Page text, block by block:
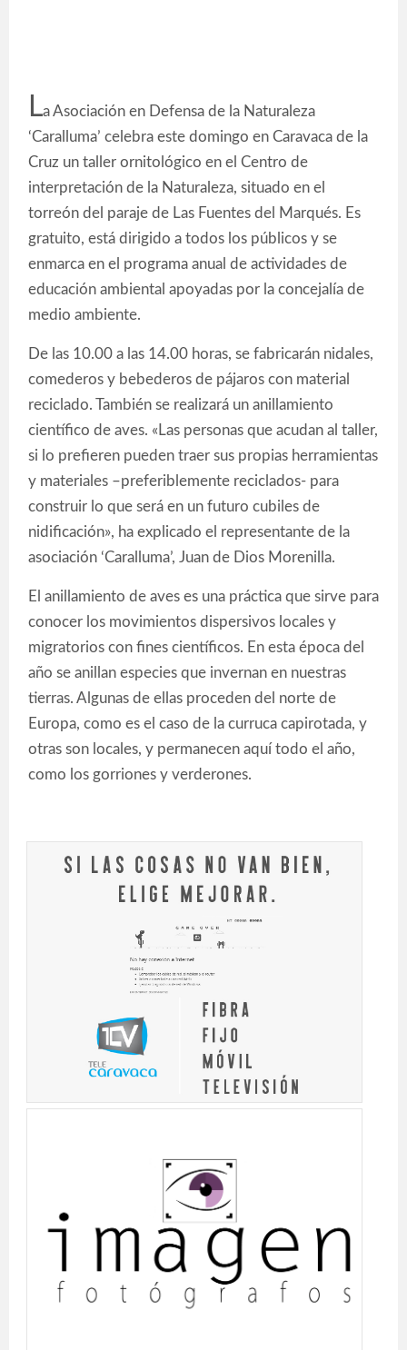
La Asociación en Defensa de la Naturaleza
‘Caralluma’ celebra este domingo en Caravaca de la
Cruz un taller ornitológico en el Centro de
interpretación de la Naturaleza, situado en el
torreón del paraje de Las Fuentes del Marqués. Es
gratuito, está dirigido a todos los públicos y se
enmarca en el programa anual de actividades de
educación ambiental apoyadas por la concejalía de
medio ambiente.
De las 10.00 a las 14.00 horas, se fabricarán nidales,
comederos y bebederos de pájaros con material
reciclado. También se realizará un anillamiento
científico de aves. «Las personas que acudan al taller,
si lo prefieren pueden traer sus propias herramientas
y materiales –preferiblemente reciclados- para
construir lo que será en un futuro cubiles de
nidificación», ha explicado el representante de la
asociación ‘Caralluma’, Juan de Dios Morenilla.
El anillamiento de aves es una práctica que sirve para
conocer los movimientos dispersivos locales y
migratorios con fines científicos. En esta época del
año se anillan especies que invernan en nuestras
tierras. Algunas de ellas proceden del norte de
Europa, como es el caso de la curruca capirotada, y
otras son locales, y permanecen aquí todo el año,
como los gorriones y verderones.